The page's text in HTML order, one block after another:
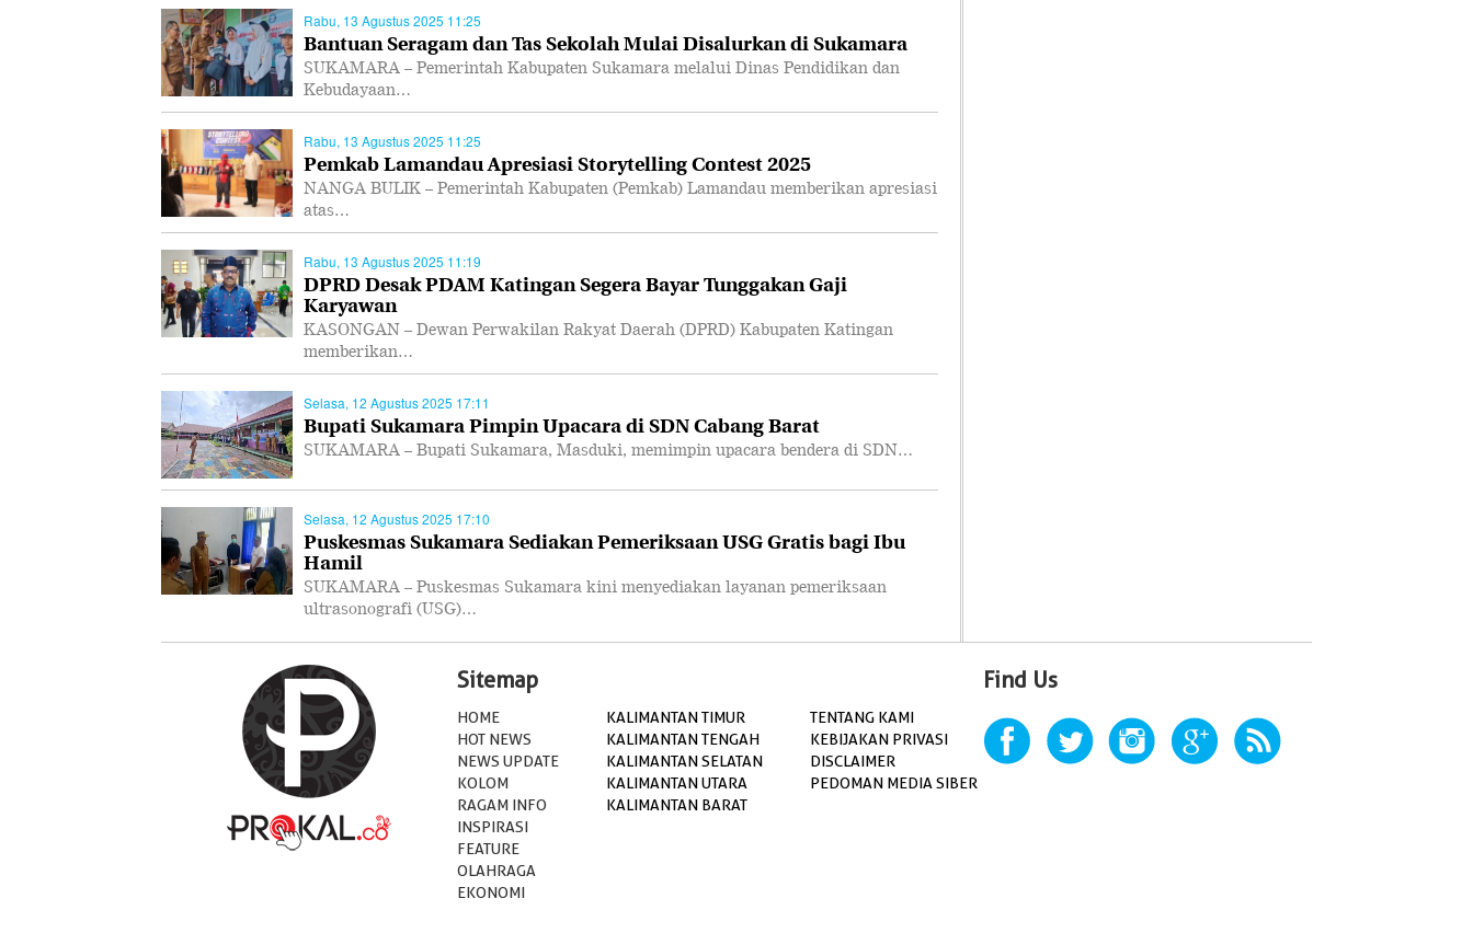
Rabu, 13 Agustus 2025 11:25
Bantuan Seragam dan Tas Sekolah Mulai Disalurkan di Sukamara
SUKAMARA – Pemerintah Kabupaten Sukamara melalui Dinas Pendidikan dan
Kebudayaan…
Rabu, 13 Agustus 2025 11:25
Pemkab Lamandau Apresiasi Storytelling Contest 2025
NANGA BULIK – Pemerintah Kabupaten (Pemkab) Lamandau memberikan apresiasi
atas…
Rabu, 13 Agustus 2025 11:19
DPRD Desak PDAM Katingan Segera Bayar Tunggakan Gaji
Karyawan
KASONGAN – Dewan Perwakilan Rakyat Daerah (DPRD) Kabupaten Katingan
memberikan…
Selasa, 12 Agustus 2025 17:11
Bupati Sukamara Pimpin Upacara di SDN Cabang Barat
SUKAMARA – Bupati Sukamara, Masduki, memimpin upacara bendera di SDN…
Selasa, 12 Agustus 2025 17:10
Puskesmas Sukamara Sediakan Pemeriksaan USG Gratis bagi Ibu
Hamil
SUKAMARA – Puskesmas Sukamara kini menyediakan layanan pemeriksaan
ultrasonografi (USG)…
Sitemap
HOME
HOT NEWS
NEWS UPDATE
KOLOM
RAGAM INFO
INSPIRASI
FEATURE
OLAHRAGA
EKONOMI
KALIMANTAN TIMUR
KALIMANTAN TENGAH
KALIMANTAN SELATAN
KALIMANTAN UTARA
KALIMANTAN BARAT
TENTANG KAMI
KEBIJAKAN PRIVASI
DISCLAIMER
PEDOMAN MEDIA SIBER
Find Us